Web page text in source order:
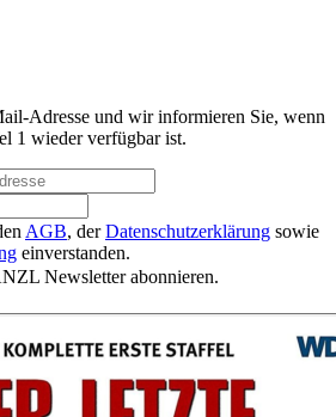
Adresse und wir informieren Sie, wenn
1 wieder verfügbar ist.
AGB, derDatenschutzerklärung sowie
einverstanden.
Newsletter abonnieren.